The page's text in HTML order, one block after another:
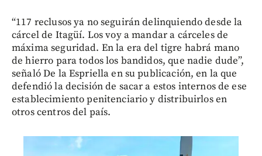
“117 reclusos ya no seguirán delinquiendo desde la
cárcel de Itagüí. Los voy a mandar a cárceles de
máxima seguridad. En la era del tigre habrá mano
de hierro para todos los bandidos, que nadie dude”,
señaló De la Espriella en su publicación, en la que
defendió la decisión de sacar a estos internos de ese
establecimiento penitenciario y distribuirlos en
otros centros del país.